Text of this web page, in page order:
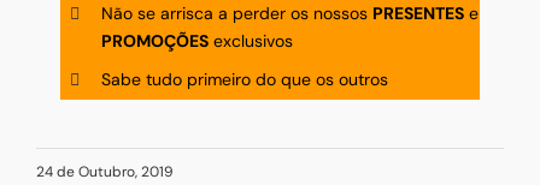
Não se arrisca a perder os nossos PRESENTESe
PROMOÇÕESexclusivos
Sabe tudo primeiro do que os outros
24 de Outubro, 2019